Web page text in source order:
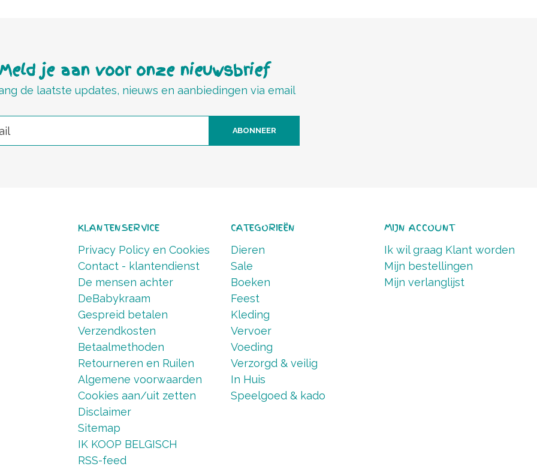
je aan voor onze nieuwsbrief
de laatste updates, nieuws en aanbiedingen via email
ABONNEER
KLANTENSERVICE
Privacy Policy en Cookies
Contact - klantendienst
De mensen achter
DeBabykraam
Gespreid betalen
Verzendkosten
Betaalmethoden
Retourneren en Ruilen
Algemene voorwaarden
Cookies aan/uit zetten
Disclaimer
Sitemap
IK KOOP BELGISCH
RSS-feed
CATEGORIEËN
Dieren
Sale
Boeken
Feest
Kleding
Vervoer
Voeding
Verzorgd & veilig
In Huis
Speelgoed & kado
MIJN ACCOUNT
Ik wil graag Klant worden
Mijn bestellingen
Mijn verlanglijst